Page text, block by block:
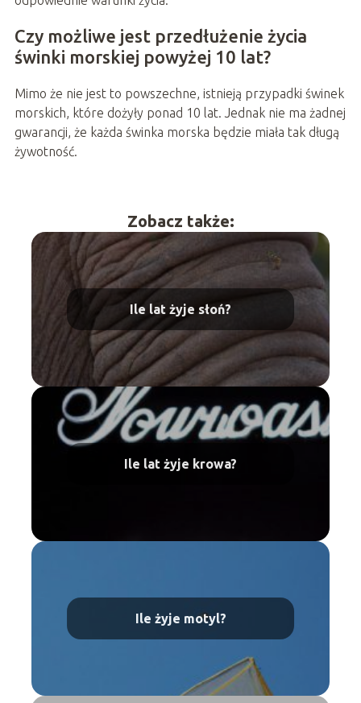
Czy możliwe jest przedłużenie życia
świnki morskiej powyżej 10 lat?
Mimo że nie jest to powszechne, istnieją przypadki świnek
morskich, które dożyły ponad 10 lat. Jednak nie ma żadnej
gwarancji, że każda świnka morska będzie miała tak długą
żywotność.
Zobacz także:
Ile lat żyje słoń?
Ile lat żyje krowa?
Ile żyje motyl?